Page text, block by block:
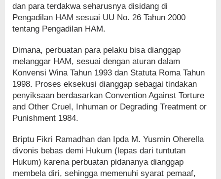
dan para terdakwa seharusnya disidang di
Pengadilan HAM sesuai UU No. 26 Tahun 2000
tentang Pengadilan HAM.
Dimana, perbuatan para pelaku bisa dianggap
melanggar HAM, sesuai dengan aturan dalam
Konvensi Wina Tahun 1993 dan Statuta Roma Tahun
1998. Proses eksekusi dianggap sebagai tindakan
penyiksaan berdasarkan Convention Against Torture
and Other Cruel, Inhuman or Degrading Treatment or
Punishment 1984.
Briptu Fikri Ramadhan dan Ipda M. Yusmin Oherella
divonis bebas demi Hukum (lepas dari tuntutan
Hukum) karena perbuatan pidananya dianggap
membela diri, sehingga memenuhi syarat pemaaf,